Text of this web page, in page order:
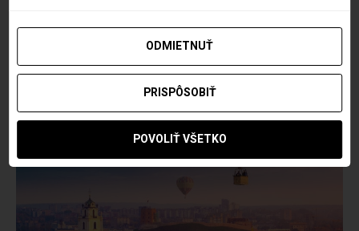
Nataly Adameova 22. AUGUSTA 2019
ODMIETNUŤ
PRISPÔSOBIŤ
POVOLIŤ VŠETKO